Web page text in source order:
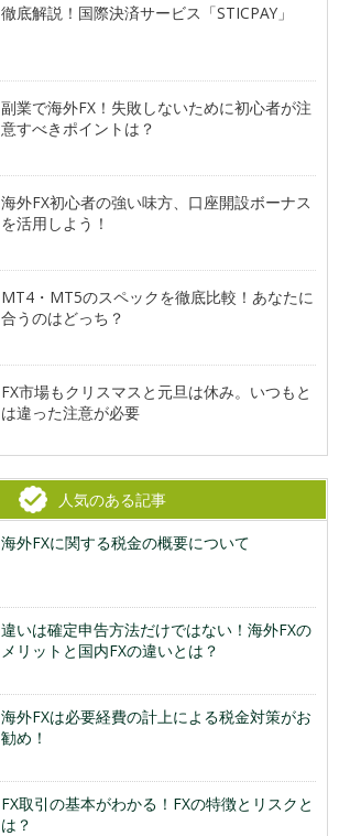
人気のある記事
海外FXに関する税金の概要について
違いは確定申告方法だけではない！海外FXの
メリットと国内FXの違いとは？
海外FXは必要経費の計上による税金対策がお
勧め！
FX取引の基本がわかる！FXの特徴とリスクと
は？
徹底解説！国際決済サービス「STICPAY」
副業で海外FX！失敗しないために初心者が注
意すべきポイントは？
海外FX初心者の強い味方、口座開設ボーナス
を活用しよう！
MT4・MT5のスペックを徹底比較！あなたに
合うのはどっち？
FX市場もクリスマスと元旦は休み。いつもと
は違った注意が必要